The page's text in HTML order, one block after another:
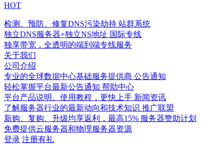
HOT
检测、预防、修复DNS污染劫持 站群系统
独立DNS服务器+独立NS地址 国际专线
独享带宽，全透明的端到端专线服务
关于我们
公司介绍
专业的全球数据中心基础服务提供商 公告通知
轻松掌握平台最新公告通知 帮助中心
平台产品说明、使用教程，更快上手 新闻资讯
了解服务器行业的最新动向和技术知识 推广联盟
新购、复购、升级均享返利，最高15% 服务器赞助计划
免费提供云服务器和物理服务器资源
登录 注册有礼